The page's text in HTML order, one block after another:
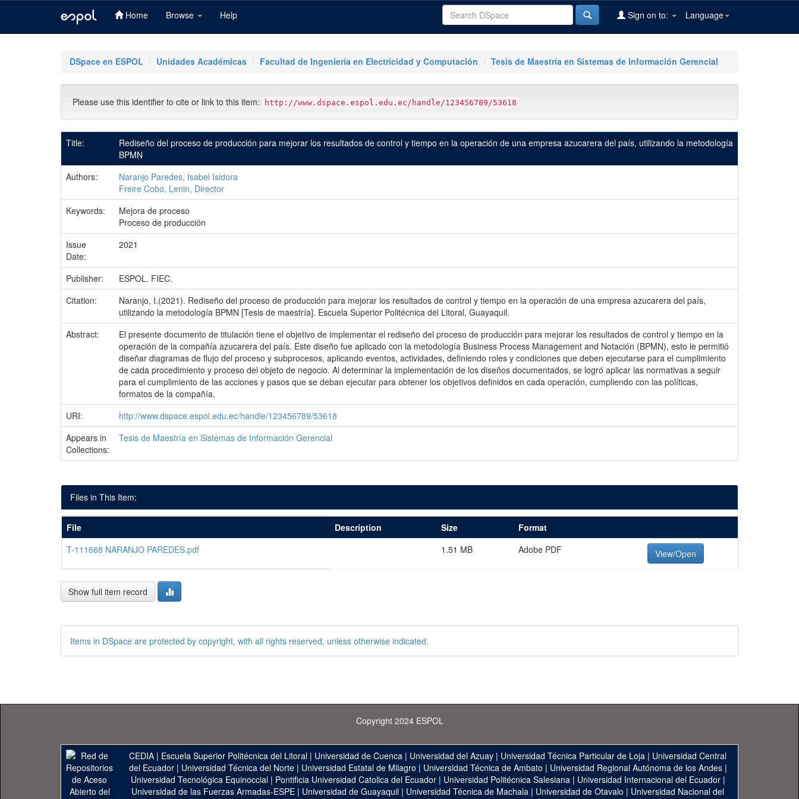
Home Browse Help Language
Sign on to:
DSpace en ESPOL Unidades Académicas Facultad de Ingeniería en Electricidad y Computación Tesis de Maestría en Sistemas de Información Gerencial
Please use this identifier to cite or link to this item: http://www.dspace.espol.edu.ec/handle/123456789/53618
Title:
Rediseño del proceso de producción para mejorar los resultados de control y tiempo en la operación de una empresa azucarera del país, utilizando la metodología
BPMN
Authors:
Naranjo Paredes, Isabel Isidora
Freire Cobo, Lenin, Director
Keywords:
Mejora de proceso
Proceso de producción
Issue
Date:
2021
Publisher:
ESPOL. FIEC.
Citation:
Naranjo, I.(2021). Rediseño del proceso de producción para mejorar los resultados de control y tiempo en la operación de una empresa azucarera del país,
utilizando la metodología BPMN [Tesis de maestría]. Escuela Superior Politécnica del Litoral, Guayaquil.
Abstract:
El presente documento de titulación tiene el objetivo de implementar el rediseño del proceso de producción para mejorar los resultados de control y tiempo en la
operación de la compañía azucarera del país. Este diseño fue aplicado con la metodología Business Process Management and Notación (BPMN), esto le permitió
diseñar diagramas de flujo del proceso y subprocesos, aplicando eventos, actividades, definiendo roles y condiciones que deben ejecutarse para el cumplimiento
de cada procedimiento y proceso del objeto de negocio. Al determinar la implementación de los diseños documentados, se logró aplicar las normativas a seguir
para el cumplimiento de las acciones y pasos que se deban ejecutar para obtener los objetivos definidos en cada operación, cumpliendo con las políticas,
formatos de la compañía.
URI:
http://www.dspace.espol.edu.ec/handle/123456789/53618
Appears in
Collections:
Tesis de Maestría en Sistemas de Información Gerencial
Files in This Item:
File Description Size
Format
T-111668 NARANJO PAREDES.pdf
1.51 MB Adobe PDF View/Open
Show full item record
Items in DSpace are protected by copyright, with all rights reserved, unless otherwise indicated.
Copyright 2024 ESPOL
CEDIA | Escuela Superior Politécnica del Litoral | Universidad de Cuenca | Universidad del Azuay | Universidad Técnica Particular de Loja | Universidad Central
del Ecuador| Universidad Técnica del Norte| Universidad Estatal de Milagro | Universidad Técnica de Ambato | Universidad Regional Autónoma de los Andes|
Universidad Tecnológica Equinoccial| Pontificia Universidad Catolica del Ecuador| Universidad Politécnica Salesiana| Universidad Internacional del Ecuador|
Universidad de las Fuerzas Armadas-ESPE | Universidad de Guayaquil | Universidad Técnica de Machala | Universidad de Otavalo | Universidad Nacional del